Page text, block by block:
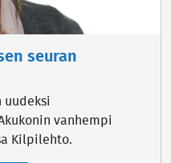
seuran
uudeksi
vanhempi
Kilpilehto.